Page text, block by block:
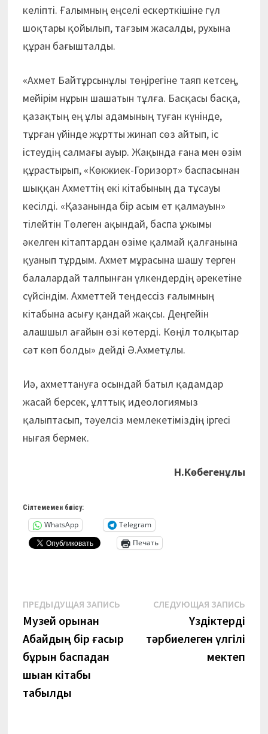
келіпті. Ғалымның еңселі ескерткішіне гүл
шоқтары қойылып, тағзым жасалды, рухына
құран бағышталды.
«Ахмет Байтұрсынұлы төңірегіне таяп кетсең,
мейірім нұрын шашатын тұлға. Басқасы басқа,
қазақтың ең ұлы адамының туған күнінде,
тұрған үйінде жұртты жинап сөз айтып, іс
істеудің салмағы ауыр. Жақында ғана мен өзім
құрастырып, «Көкжиек-Горизорт» баспасынан
шыққан Ахметтің екі кітабының да тұсауы
кесілді. «Қазанында бір асым ет қалмауын»
тілейтін Төлеген ақындай, баспа ұжымы
әкелген кітаптардан өзіме қалмай қалғанына
қуанып тұрдым. Ахмет мұрасына шашу терген
балалардай талпынған үлкендердің әрекетіне
сүйсіндім. Ахметтей теңдессіз ғалымның
кітабына асығу қандай жақсы. Деңгейін
алашшыл ағайын өзі көтерді. Көңіл толқытар
сәт көп болды» дейді Ә.Ахметұлы.
Иә, ахметтануға осындай батыл қадамдар
жасай берсек, ұлттық идеологиямыз
қалыптасып, тәуелсіз мемлекетіміздің іргесі
нығая бермек.
Н.Көбегенұлы
Сілтемемен бөлісу:
WhatsApp
Telegram
Печать
Навигация
по
записям
ПРЕДЫДУЩАЯ ЗАПИСЬПредыдущая
Музей қорынан
Абайдың бір ғасыр
бұрын баспадан
шыққан кітабы
табылды
СЛЕДУЮЩАЯ ЗАПИСЬ
Үздіктерді
тәрбиелеген үлгілі
мектеп